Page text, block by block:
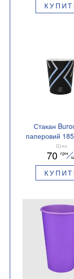
Стакан
паперовий
Drink 50штук
Ціна
70 грн